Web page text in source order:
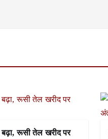
बढ़ा, रूसी तेल खरीद पर